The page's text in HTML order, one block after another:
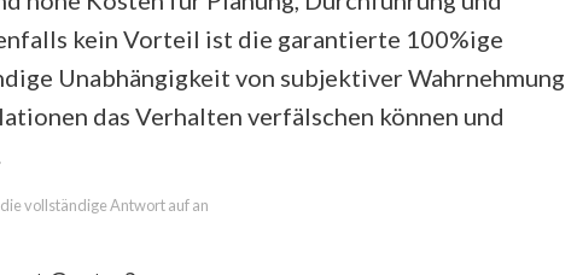
kein Vorteil ist die garantierte 100%ige
Unabhängigkeit von subjektiver Wahrnehmung
das Verhalten verfälschen können und
die vollständige Antwort auf an